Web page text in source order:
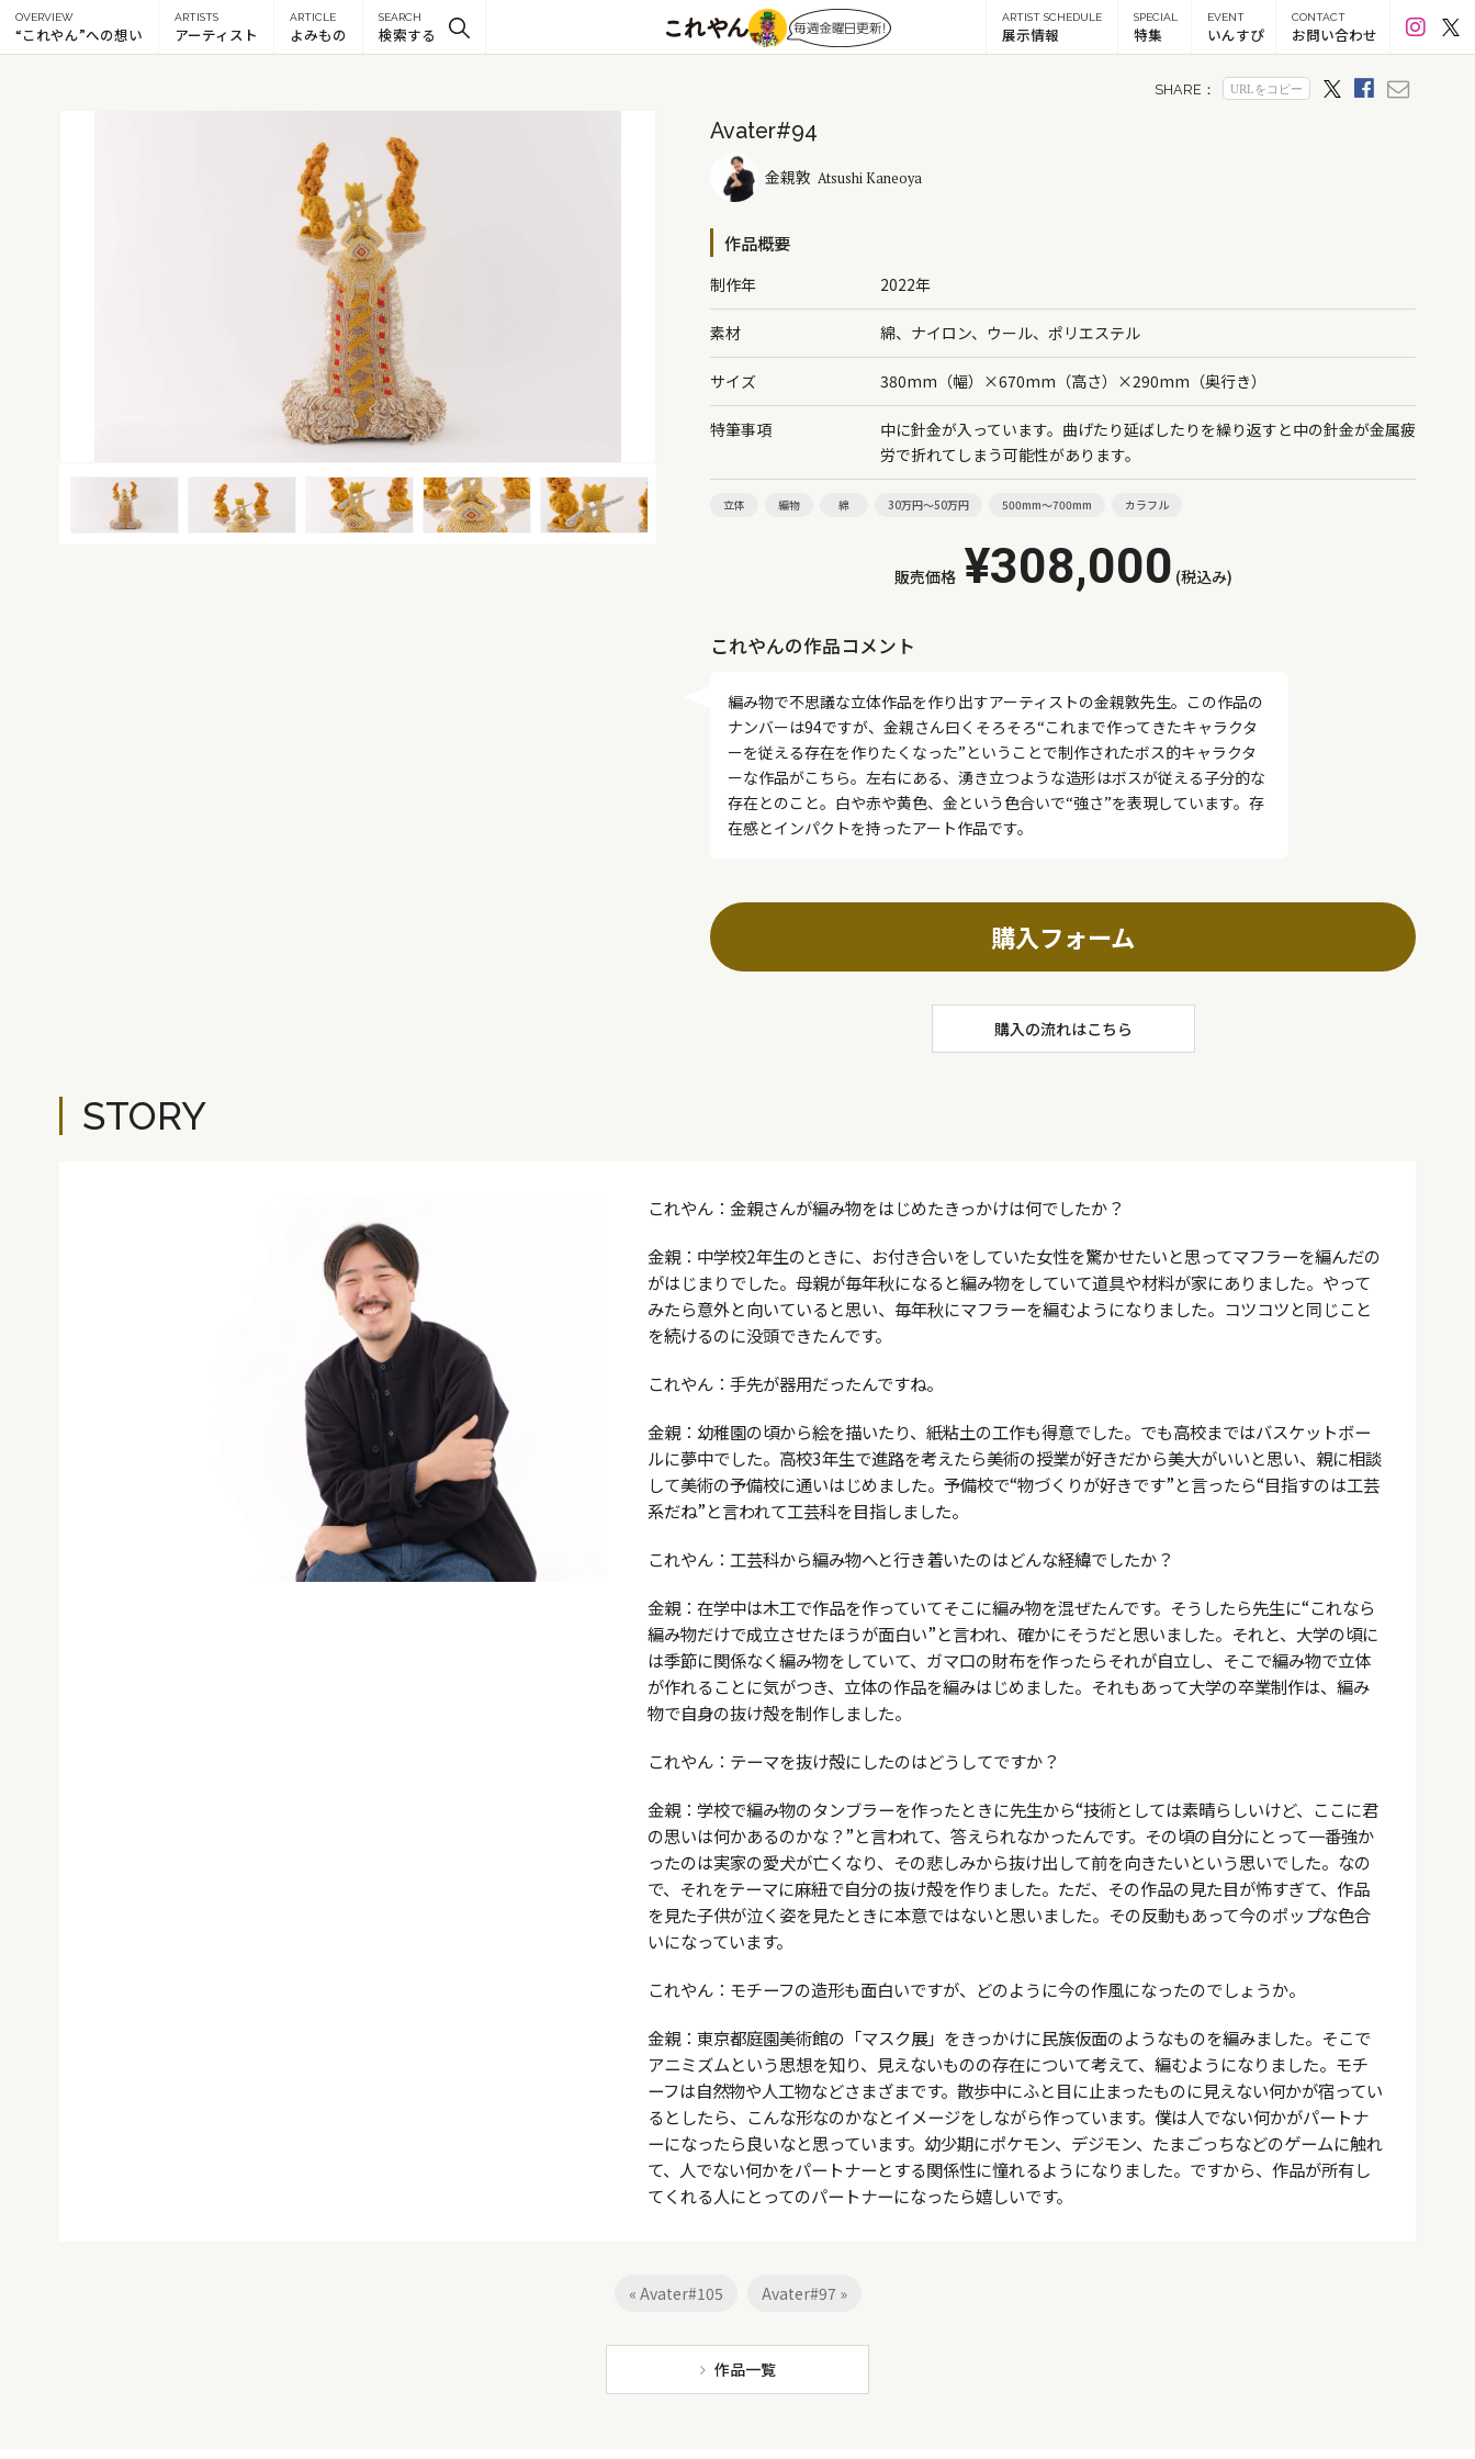
OVERVIEW
“これやん”への想い
ARTISTS
アーティスト
ARTICLE
よみもの
SEARCH
検索する
ARTIST SCHEDULE
展示情報
SPECIAL
特集
EVENT
いんすぴ
CONTACT
お問い合わせ
Avater#94
金親敦 Atsushi Kaneoya
作品概要
制作年 2022年
素材 綿、ナイロン、ウール、ポリエステル
サイズ 380mm（幅）×670mm（高さ）×290mm（奥行き）
特筆事項
中に針金が入っています。曲げたり延ばしたりを繰り返すと中の針金が金属疲
労で折れてしまう可能性があります。
立体 編物 綿 30万円～50万円 500mm～700mm カラフル
販売価格 ¥308,000 (税込み)
これやんの作品コメント
編み物で不思議な立体作品を作り出すアーティストの金親敦先生。この作品の
ナンバーは94ですが、金親さん曰くそろそろ“これまで作ってきたキャラクタ
ーを従える存在を作りたくなった”ということで制作されたボス的キャラクタ
ーな作品がこちら。左右にある、湧き立つような造形はボスが従える子分的な
存在とのこと。白や赤や黄色、金という色合いで“強さ”を表現しています。存
在感とインパクトを持ったアート作品です。
購入フォーム
購入の流れはこちら
STORY
これやん：金親さんが編み物をはじめたきっかけは何でしたか？
金親：中学校2年生のときに、お付き合いをしていた女性を驚かせたいと思ってマフラーを編んだの
がはじまりでした。母親が毎年秋になると編み物をしていて道具や材料が家にありました。やって
みたら意外と向いていると思い、毎年秋にマフラーを編むようになりました。コツコツと同じこと
を続けるのに没頭できたんです。
これやん：手先が器用だったんですね。
金親：幼稚園の頃から絵を描いたり、紙粘土の工作も得意でした。でも高校まではバスケットボー
ルに夢中でした。高校3年生で進路を考えたら美術の授業が好きだから美大がいいと思い、親に相談
して美術の予備校に通いはじめました。予備校で“物づくりが好きです”と言ったら“目指すのは工芸
系だね”と言われて工芸科を目指しました。
これやん：工芸科から編み物へと行き着いたのはどんな経緯でしたか？
金親：在学中は木工で作品を作っていてそこに編み物を混ぜたんです。そうしたら先生に“これなら
編み物だけで成立させたほうが面白い”と言われ、確かにそうだと思いました。それと、大学の頃に
は季節に関係なく編み物をしていて、ガマ口の財布を作ったらそれが自立し、そこで編み物で立体
が作れることに気がつき、立体の作品を編みはじめました。それもあって大学の卒業制作は、編み
物で自身の抜け殻を制作しました。
これやん：テーマを抜け殻にしたのはどうしてですか？
金親：学校で編み物のタンブラーを作ったときに先生から“技術としては素晴らしいけど、ここに君
の思いは何かあるのかな？”と言われて、答えられなかったんです。その頃の自分にとって一番強か
ったのは実家の愛犬が亡くなり、その悲しみから抜け出して前を向きたいという思いでした。なの
で、それをテーマに麻紐で自分の抜け殻を作りました。ただ、その作品の見た目が怖すぎて、作品
を見た子供が泣く姿を見たときに本意ではないと思いました。その反動もあって今のポップな色合
いになっています。
これやん：モチーフの造形も面白いですが、どのように今の作風になったのでしょうか。
金親：東京都庭園美術館の「マスク展」をきっかけに民族仮面のようなものを編みました。そこで
アニミズムという思想を知り、見えないものの存在について考えて、編むようになりました。モチ
ーフは自然物や人工物などさまざまです。散歩中にふと目に止まったものに見えない何かが宿ってい
るとしたら、こんな形なのかなとイメージをしながら作っています。僕は人でない何かがパートナ
ーになったら良いなと思っています。幼少期にポケモン、デジモン、たまごっちなどのゲームに触れ
て、人でない何かをパートナーとする関係性に憧れるようになりました。ですから、作品が所有し
てくれる人にとってのパートナーになったら嬉しいです。
« Avater#105 Avater#97 »
作品一覧